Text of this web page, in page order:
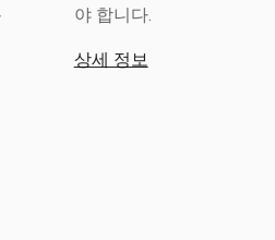
야 합니다.
상세 정보